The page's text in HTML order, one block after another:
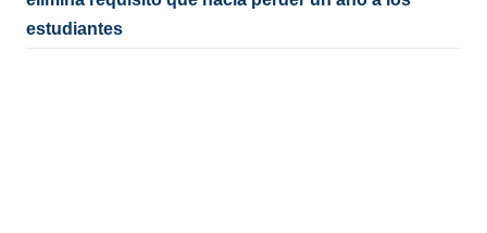
estudiantes